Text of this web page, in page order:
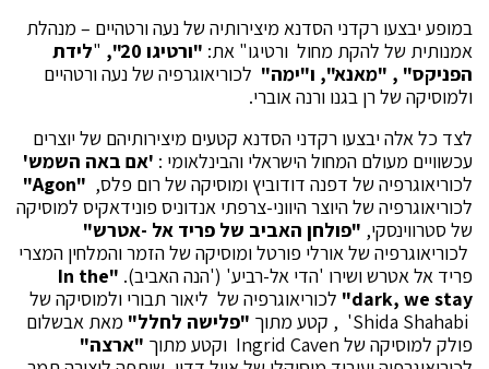
במופע יבצעו רקדני הסדנא מיצירותיה של נעה ורטהיים – מנהלת
אמנותית של להקת מחול ורטיגו" את: "ורטיגו 20", "לידת
הפניקס" , "מאנא", ו"ימה"לכוריאוגרפיה של נעה ורטהיים
ולמוסיקה של רן בגנו ורנה אוברי.
לצד כל אלה יבצעו רקדני הסדנא קטעים מיצירותיהם של יוצרים
עכשוויים מעולם המחול הישראלי והבינלאומי : 'אם באה השמש'
לכוריאוגרפיה של דפנה דודוביץ ומוסיקה של רום פלס, "
Agon
"
לכוריאוגרפיה של היוצר היווני-צרפתי אנדוניס פונידאקיס למוסיקה
של סטרווינסקי, "פולחן האביב של פריד אל -אטרש"
לכוריאוגרפיה של אורלי פורטל ומוסיקה של הזמר והמלחין המצרי
פריד אל אטרש ושירו 'הדי אל-רביע' ('הנה האביב). "In the
dark, we stay" לכוריאוגרפיה של ליאור תבורי ולמוסיקה של
"פלישה לחלל"מאת אבשלום
פולק למוסיקה של Ingrid Caven וקטע מתוך
"ארצה"